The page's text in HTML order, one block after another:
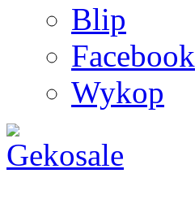
Blip
Facebook
Wykop